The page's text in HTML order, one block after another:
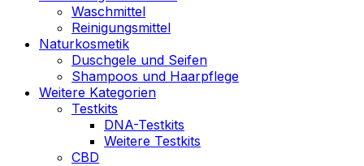
Waschmittel
Reinigungsmittel
Naturkosmetik
Duschgele und Seifen
Shampoos und Haarpflege
Weitere Kategorien
Testkits
DNA-Testkits
Weitere Testkits
CBD